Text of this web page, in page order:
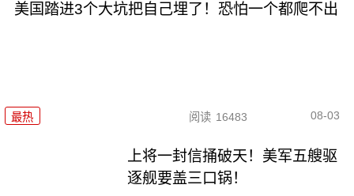
美国踏进3个大坑把自己埋了！恐怕一个都爬不出
最热 阅读 16483 08-03
上将一封信捅破天！美军五艘驱
逐舰要盖三口锅！